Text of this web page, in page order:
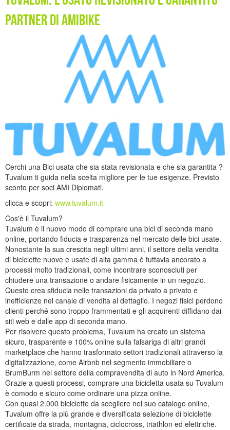
partner di Amibike
Cerchi una Bici usata che sia stata revisionata e che sia garantita ?
Tuvalum ti guida nella scelta migliore per le tue esigenze. Previsto
sconto per soci AMI Diplomati.
clicca e scopri: www.tuvalum.it
Cos'è il Tuvalum?
Tuvalum è il nuovo modo di comprare una bici di seconda mano
online, portando fiducia e trasparenza nel mercato delle bici usate.
Nonostante la sua crescita negli ultimi anni, il settore della vendita
di biciclette nuove e usate di alta gamma è tuttavia ancorato a
processi molto tradizionali, come incontrare sconosciuti per
chiudere una transazione o andare fisicamente in un negozio.
Questo crea sfiducia nelle transazioni da privato a privato e
inefficienze nel canale di vendita al dettaglio. I negozi fisici perdono
clienti perché sono troppo frammentati e gli acquirenti diffidano dai
siti web e dalle app di seconda mano.
Per risolvere questo problema, Tuvalum ha creato un sistema
sicuro, trasparente e 100% online sulla falsariga di altri grandi
marketplace che hanno trasformato settori tradizionali attraverso la
digitalizzazione, come Airbnb nel segmento immobiliare o
BrumBurm nel settore della compravendita di auto in Nord America.
Grazie a questi processi, comprare una bicicletta usata su Tuvalum
è comodo e sicuro come ordinare una pizza online.
Con quasi 2.000 biciclette da scegliere nel suo catalogo online,
Tuvalum offre la più grande e diversificata selezione di biciclette
certificate da strada, montagna, ciclocross, triathlon ed elettriche.